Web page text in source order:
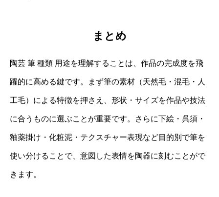
まとめ
陶芸 筆 種類 用途を理解することは、作品の完成度を飛
躍的に高める鍵です。まず筆の素材（天然毛・混毛・人
工毛）による特徴を押さえ、形状・サイズを作品や技法
に合うものに選ぶことが重要です。さらに下絵・呉須・
釉薬掛け・化粧泥・テクスチャー表現など目的別で筆を
使い分けることで、意図した表情を陶器に刻むことがで
きます。